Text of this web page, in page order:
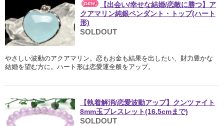
【出会い/幸せな結婚/恋敵に勝つ】ア
クアマリン純銀ペンダント・トップ(ハート
形)
SOLDOUT
やさしい波動のアクアマリン。恋もお金も結果を出したい、財力豊かな
結婚を望む方に。ハート形は恋愛運全般をアップ。
【執着解消/恋愛波動アップ】クンツァイト
8mm玉ブレスレット(16.5cmまで)
SOLDOUT